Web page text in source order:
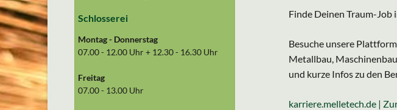
Finde Deinen Traum-
Besuche unsere
Metallbau,
und kurze Infos zu den
karriere.melletech.de |
Schlosserei
Montag - Donnerstag
07.00 - 12.00 Uhr + 12.30 - 16.30 Uhr
Freitag
07.00 - 13.00 Uhr